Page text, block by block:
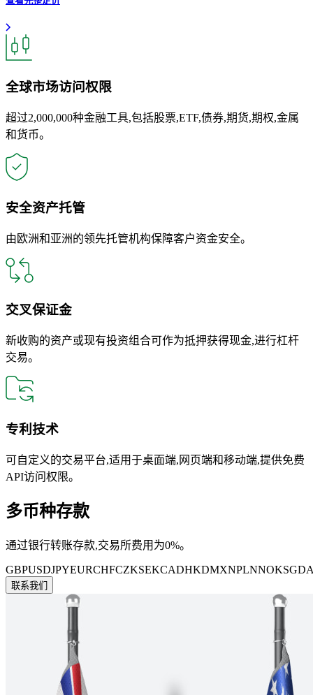
全球市场访问权限
超过2,000,000种金融工具,包括股票,ETF,债券,期货,期权,金属
和货币。
安全资产托管
由欧洲和亚洲的领先托管机构保障客户资金安全。
交叉保证金
新收购的资产或现有投资组合可作为抵押获得现金,进行杠杆
交易。
专利技术
可自定义的交易平台,适用于桌面端,网页端和移动端,提供免费
API访问权限。
多币种存款
通过银行转账存款,交易所费用为0%。
GBPUSDJPYEURCHFCZKSEKCADHKDMXNPLNNOKSGD
联系我们